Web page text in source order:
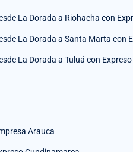
La Dorada a Riohacha con
La Dorada a Santa Marta con
La Dorada a Tuluá con
Arauca